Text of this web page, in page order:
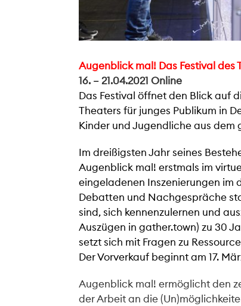
Augenblick mal! Das Festival
16. – 21.04.2021 Online
Das Festival öffnet den Blick auf
Theaters für junges Publikum in
Kinder und Jugendliche aus dem
Im dreißigsten Jahr seines
Augenblick mal! erstmals im
eingeladenen Inszenierungen im
Debatten und Nachgespräche
sind, sich kennenzulernen und
Auszügen in gather.town) zu 30
setzt sich mit Fragen zu
Der Vorverkauf beginnt am 17.
Augenblick mal! ermöglicht den
der Arbeit an die